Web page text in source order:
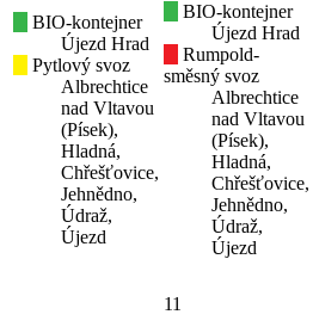
BIO-kontejner
Újezd Hrad
Pytlový svoz
Albrechtice
nad Vltavou
(Písek),
Hladná,
Chřešťovice,
Jehnědno,
Údraž,
Újezd
BIO-kontejner
Újezd Hrad
Rumpold-
směsný svoz
Albrechtice
nad Vltavou
(Písek),
Hladná,
Chřešťovice,
Jehnědno,
Údraž,
Újezd
11